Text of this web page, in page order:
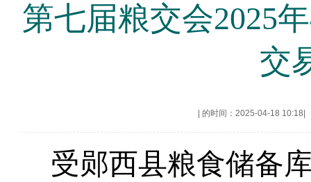
第七届粮交会2025
交
的时间：2025-04-18 10:18
受郧西县粮食储备